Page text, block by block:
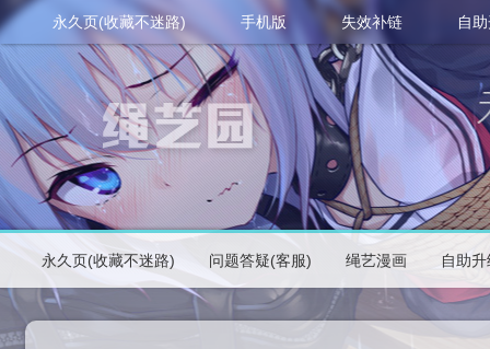
永久页(收藏不迷路) 手机版 失效补链 自
永久页(收藏不迷路) 问题答疑(客服) 绳艺漫画 自助